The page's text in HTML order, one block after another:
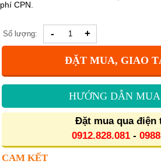
phí CPN.
Số lượng: - +
ĐẶT MUA, GIAO
HƯỚNG DẪN
Đặt mua qua điện
0912.828.081 -
CAM KẾT